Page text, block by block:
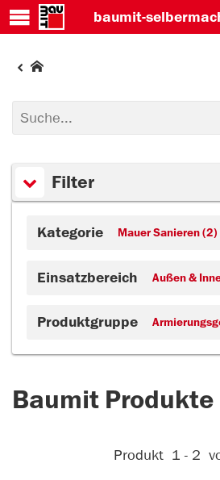
baumit-
Filter
Kategorie Mauer Sanieren (2)
Einsatzbereich Außen &
Produktgruppe
Baumit Produkte
Aktive Filter:
Produkt 1 - 2